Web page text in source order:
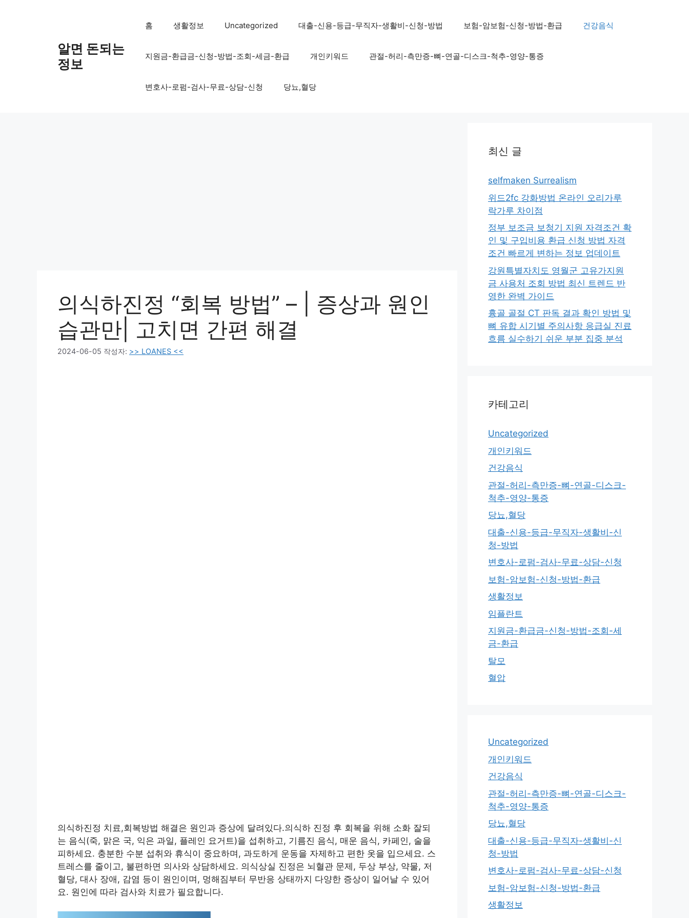
알면 돈되는
정보
홈 생활정보 Uncategorized 대출-신용-등급-무직자-생활비-신청-방법 보험-암보험-신청-방법-환급 건강음식
지원금-환급금-신청-방법-조회-세금-환급 개인키워드 관절-허리-측만증-뼈-연골-디스크-척추-영양-통증
변호사-로펌-검사-무료-상담-신청 당뇨,혈당
의식하진정 “회복 방법” – | 증상과 원인
습관만| 고치면 간편 해결
2024-06-05 작성자: >> LOANES <<
의식하진정 치료,회복방법 해결은 원인과 증상에 달려있다.의식하 진정 후 회복을 위해 소화 잘되
는 음식(죽, 맑은 국, 익은 과일, 플레인 요거트)을 섭취하고, 기름진 음식, 매운 음식, 카페인, 술을
피하세요. 충분한 수분 섭취와 휴식이 중요하며, 과도하게 운동을 자제하고 편한 옷을 입으세요. 스
트레스를 줄이고, 불편하면 의사와 상담하세요. 의식상실 진정은 뇌혈관 문제, 두상 부상, 약물, 저
혈당, 대사 장애, 감염 등이 원인이며, 멍해짐부터 무반응 상태까지 다양한 증상이 일어날 수 있어
요. 원인에 따라 검사와 치료가 필요합니다.
최신 글
selfmaken Surrealism
위드2fc 강화방법 온라인 오리가루
락가루 차이점
정부 보조금 보청기 지원 자격조건 확
인 및 구입비용 환급 신청 방법 자격
조건 빠르게 변하는 정보 업데이트
강원특별자치도 영월군 고유가지원
금 사용처 조회 방법 최신 트렌드 반
영한 완벽 가이드
흉골 골절 CT 판독 결과 확인 방법 및
뼈 유합 시기별 주의사항 응급실 진료
흐름 실수하기 쉬운 부분 집중 분석
카테고리
Uncategorized
개인키워드
건강음식
관절-허리-측만증-뼈-연골-디스크-
척추-영양-통증
당뇨,혈당
대출-신용-등급-무직자-생활비-신
청-방법
변호사-로펌-검사-무료-상담-신청
보험-암보험-신청-방법-환급
생활정보
임플란트
지원금-환급금-신청-방법-조회-세
금-환급
탈모
혈압
Uncategorized
개인키워드
건강음식
관절-허리-측만증-뼈-연골-디스크-
척추-영양-통증
당뇨,혈당
대출-신용-등급-무직자-생활비-신
청-방법
변호사-로펌-검사-무료-상담-신청
보험-암보험-신청-방법-환급
생활정보